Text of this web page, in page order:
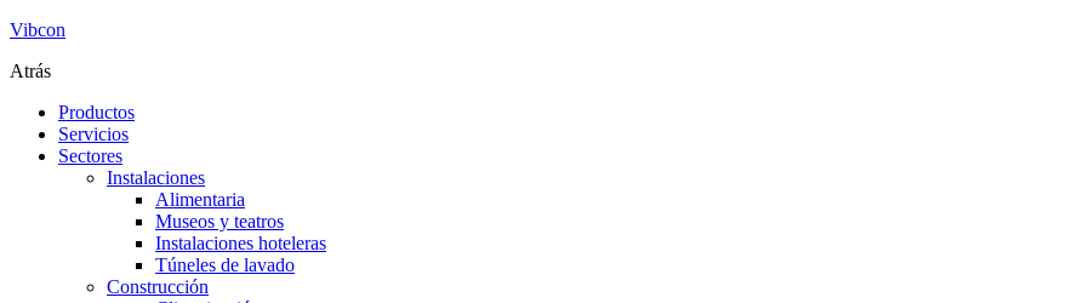
Vibcon
Atrás
Productos
Servicios
Sectores
Instalaciones
Alimentaria
Museos y teatros
Instalaciones hoteleras
Túneles de lavado
Construcción